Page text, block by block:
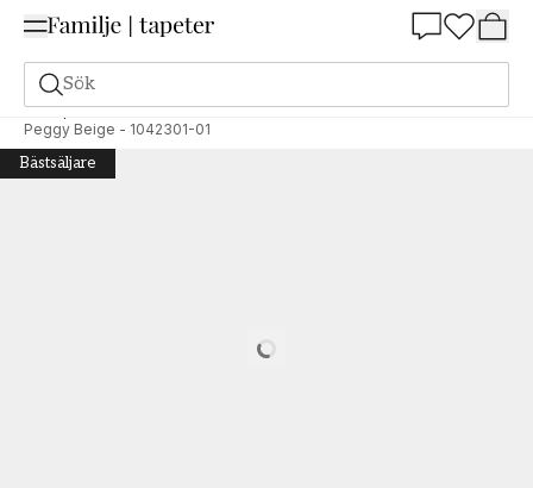
Sök
Tapeter Varumärken Scandza Scandza
Peggy Beige - 1042301-01
Bästsäljare
Loading…